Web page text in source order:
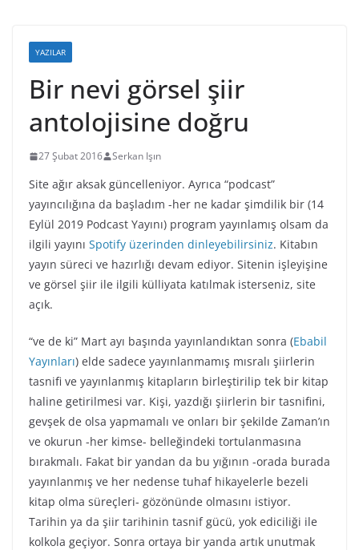
YAZILAR
Bir nevi görsel şiir
antolojisine doğru
27 Şubat 2016 Serkan Işın
Site ağır aksak güncelleniyor. Ayrıca “podcast”
yayıncılığına da başladım -her ne kadar şimdilik bir (14
Eylül 2019 Podcast Yayını) program yayınlamış olsam da
ilgili yayını Spotify üzerinden dinleyebilirsiniz. Kitabın
yayın süreci ve hazırlığı devam ediyor. Sitenin işleyişine
ve görsel şiir ile ilgili külliyata katılmak isterseniz, site
açık.
“ve de ki” Mart ayı başında yayınlandıktan sonra (Ebabil
Yayınları) elde sadece yayınlanmamış mısralı şiirlerin
tasnifi ve yayınlanmış kitapların birleştirilip tek bir kitap
haline getirilmesi var. Kişi, yazdığı şiirlerin bir tasnifini,
gevşek de olsa yapmamalı ve onları bir şekilde Zaman’ın
ve okurun -her kimse- belleğindeki tortulanmasına
bırakmalı. Fakat bir yandan da bu yığının -orada burada
yayınlanmış ve her nedense tuhaf hikayelerle bezeli
kitap olma süreçleri- gözönünde olmasını istiyor.
Tarihin ya da şiir tarihinin tasnif gücü, yok ediciliği ile
kolkola geçiyor. Sonra ortaya bir yanda artık unutmak